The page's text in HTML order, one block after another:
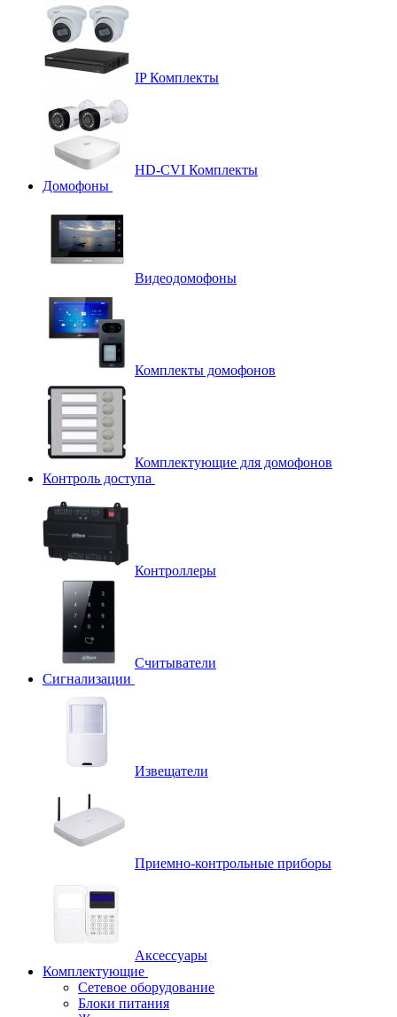
IP Комплекты
HD-CVI Комплекты
Домофоны
Видеодомофоны
Комплекты домофонов
Комплектующие для домофонов
Контроль доступа
Контроллеры
Считыватели
Сигнализации
Извещатели
Приемно-контрольные приборы
Аксессуары
Комплектующие
Сетевое оборудование
Блоки питания